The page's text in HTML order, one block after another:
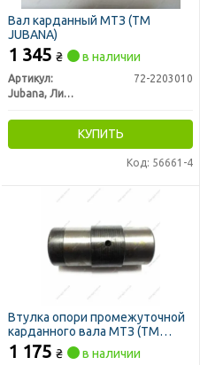
Вал карданный МТЗ (ТМ
JUBANA)
1 345 ₴ в наличии
Артикул:
72-2203010
Jubana, Литва
КУПИТЬ
Код: 56661-4
Втулка опори промежуточной
карданного вала МТЗ (ТМ
JUBANA)
1 175 ₴ в наличии